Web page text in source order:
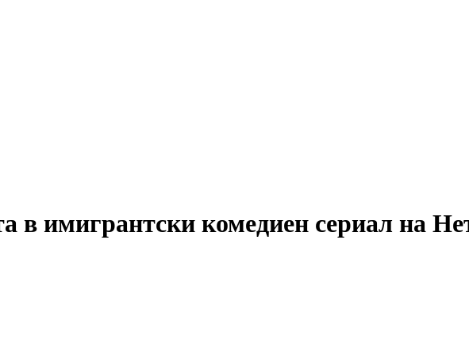
в имигрантски комедиен сериал на